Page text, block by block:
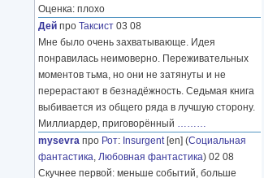
Оценка: плохо
Дей про Таксист 03 08
Мне было очень захватывающе. Идея
понравилась неимоверно. Переживательных
моментов тьма, но они не затянуты и не
перерастают в безнадёжность. Седьмая книга
выбивается из общего ряда в лучшую сторону.
Миллиардер, приговорённый ………
mysevra про Рот: Insurgent[en] (Социальная
фантастика, Любовная фантастика) 02 08
Скучнее первой: меньше событий, больше